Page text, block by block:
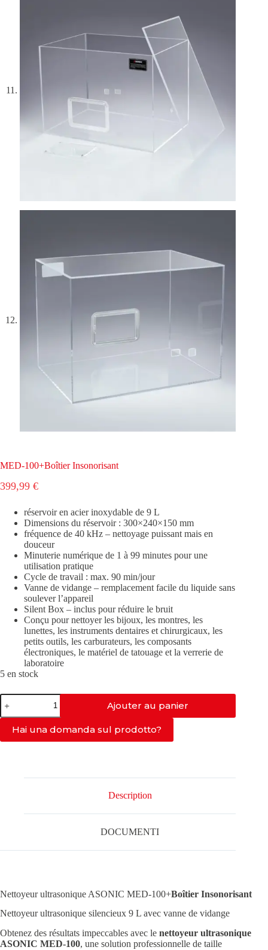
MED-100+Boîtier Insonorisant
399,99 €
réservoir en acier inoxydable de 9 L
Dimensions du réservoir : 300×240×150 mm
fréquence de 40 kHz – nettoyage puissant mais en
douceur
Minuterie numérique de 1 à 99 minutes pour une
utilisation pratique
Cycle de travail : max. 90 min/jour
Vanne de vidange – remplacement facile du liquide sans
soulever l’appareil
Silent Box – inclus pour réduire le bruit
Conçu pour nettoyer les bijoux, les montres, les
lunettes, les instruments dentaires et chirurgicaux, les
petits outils, les carburateurs, les composants
électroniques, le matériel de tatouage et la verrerie de
laboratoire
5 en stock
quantité
de
MED-
100+Boîtier
Insonorisant
Ajouter au panier
Hai una domanda sul prodotto?
Description
DOCUMENTI
Nettoyeur ultrasonique ASONIC MED-100+Boîtier Insonorisant
Nettoyeur ultrasonique silencieux 9 L avec vanne de vidange
Obtenez des résultats impeccables avec le nettoyeur ultrasonique
ASONIC MED-100, une solution professionnelle de taille